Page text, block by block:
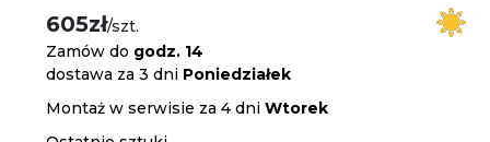
605zł/szt.
Zamów do godz. 14
dostawa za 3 dni Poniedziałek
Montaż w serwisie za 4 dniWtorek